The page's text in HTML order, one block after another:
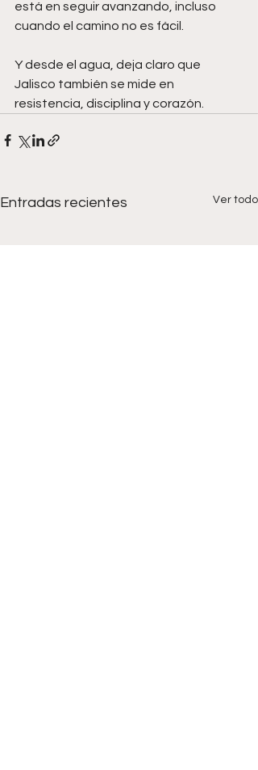
está en seguir avanzando, incluso
cuando el camino no es fácil.
Y desde el agua, deja claro que
Jalisco también se mide en
resistencia, disciplina y corazón.
Entradas recientes Ver todo